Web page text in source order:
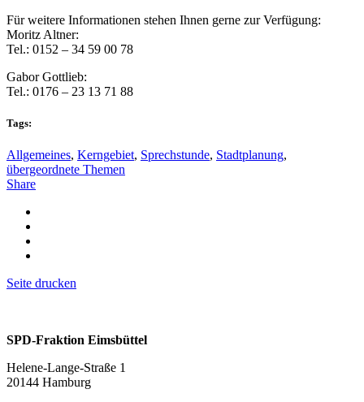
Für weitere Informationen stehen Ihnen gerne zur Verfügung:
Moritz Altner:
Tel.: 0152 – 34 59 00 78
Gabor Gottlieb:
Tel.: 0176 – 23 13 71 88
Tags:
Allgemeines, Kerngebiet, Sprechstunde, Stadtplanung,
übergeordnete Themen
Share
Seite drucken
SPD-Fraktion Eimsbüttel
Helene-Lange-Straße 1
20144 Hamburg